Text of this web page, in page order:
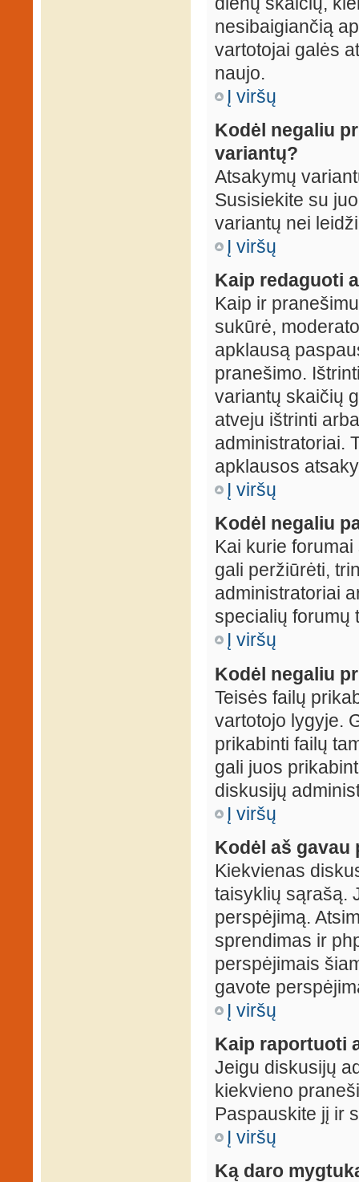
nesibaigiančią
vartotojai galės
naujo.
Į viršų
Kodėl negaliu
variantų?
Atsakymų
Susisiekite su
variantų nei
Į viršų
Kaip redaguoti
Kaip ir
sukūrė,
apklausą
pranešimo.
variantų skaičių
atveju ištrinti
administratoriai.
apklausos
Į viršų
Kodėl negaliu
Kai kurie
gali peržiūrėti,
administratoriai
specialių forumų
Į viršų
Kodėl negaliu
Teisės failų
vartotojo lygyje.
prikabinti failų
gali juos
diskusijų
Į viršų
Kodėl aš gavau
Kiekvienas
taisyklių sąrašą.
perspėjimą.
sprendimas ir
perspėjimais
gavote
Į viršų
Kaip raportuoti
Jeigu diskusijų
kiekvieno
Paspauskite jį ir
Į viršų
Ką daro